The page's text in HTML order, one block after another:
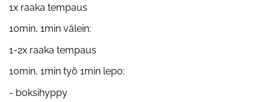
1x raaka tempaus
10min, 1min välein:
1-2x raaka tempaus
10min, 1min työ 1min lepo:
- boksihyppy